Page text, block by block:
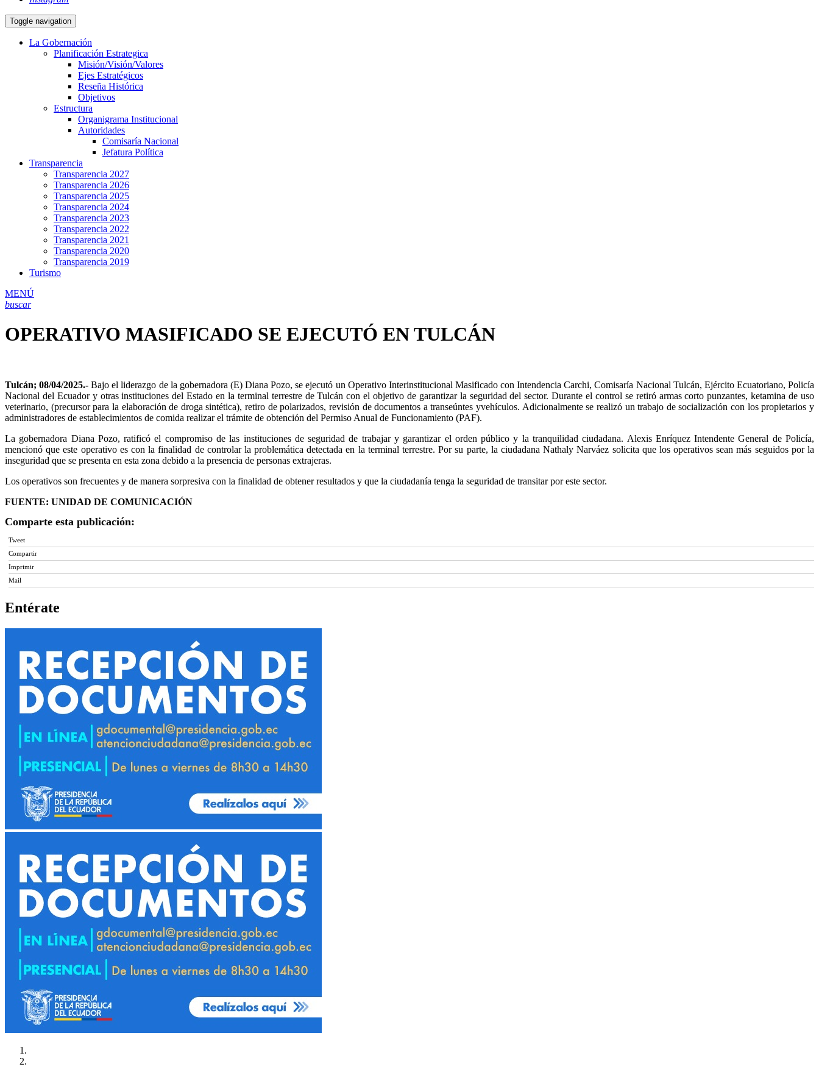
Toggle navigation
La Gobernación
Planificación Estrategica
Misión/Visión/Valores
Ejes Estratégicos
Reseña Histórica
Objetivos
Estructura
Organigrama Institucional
Autoridades
Comisaría Nacional
Jefatura Política
Transparencia
Transparencia 2027
Transparencia 2026
Transparencia 2025
Transparencia 2024
Transparencia 2023
Transparencia 2022
Transparencia 2021
Transparencia 2020
Transparencia 2019
Turismo
MENÚ
buscar
OPERATIVO MASIFICADO SE EJECUTÓ EN TULCÁN
Tulcán; 08/04/2025.- Bajo el liderazgo de la gobernadora (E) Diana Pozo, se ejecutó un Operativo Interinstitucional Masificado con Intendencia Carchi, Comisaría Nacional Tulcán, Ejército Ecuatoriano, Policía
Nacional del Ecuador y otras instituciones del Estado en la terminal terrestre de Tulcán con el objetivo de garantizar la seguridad del sector. Durante el control se retiró armas corto punzantes, ketamina de uso
veterinario, (precursor para la elaboración de droga sintética), retiro de polarizados, revisión de documentos a transeúntes yvehículos. Adicionalmente se realizó un trabajo de socialización con los propietarios y
administradores de establecimientos de comida realizar el trámite de obtención del Permiso Anual de Funcionamiento (PAF).
La gobernadora Diana Pozo, ratificó el compromiso de las instituciones de seguridad de trabajar y garantizar el orden público y la tranquilidad ciudadana. Alexis Enríquez Intendente General de Policía,
mencionó que este operativo es con la finalidad de controlar la problemática detectada en la terminal terrestre. Por su parte, la ciudadana Nathaly Narváez solicita que los operativos sean más seguidos por la
inseguridad que se presenta en esta zona debido a la presencia de personas extrajeras.
Los operativos son frecuentes y de manera sorpresiva con la finalidad de obtener resultados y que la ciudadanía tenga la seguridad de transitar por este sector.
FUENTE: UNIDAD DE COMUNICACIÓN
Comparte esta publicación:
Tweet
Compartir
Imprimir
Mail
Entérate